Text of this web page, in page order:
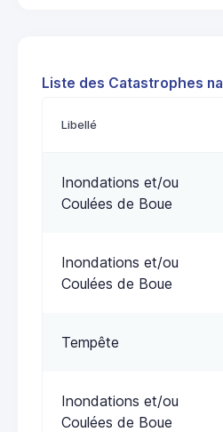
Liste des Catastrophes
Libellé
Inondations et/ou
Coulées de Boue
Inondations et/ou
Coulées de Boue
Tempête
Inondations et/ou
Coulées de Boue